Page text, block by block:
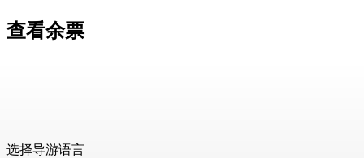
查看余票
选择导游语言